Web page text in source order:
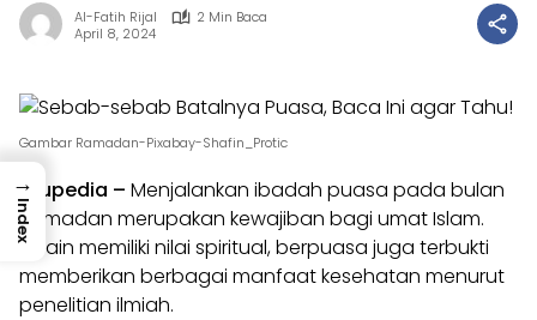
Al-Fatih Rijal
2 Min Baca
April 8, 2024
Gambar Ramadan-Pixabay-Shafin_Protic
Urupedia – Menjalankan ibadah puasa pada bulan
Ramadan merupakan kewajiban bagi umat Islam.
Selain memiliki nilai spiritual, berpuasa juga terbukti
memberikan berbagai manfaat kesehatan menurut
penelitian ilmiah.
→
Index